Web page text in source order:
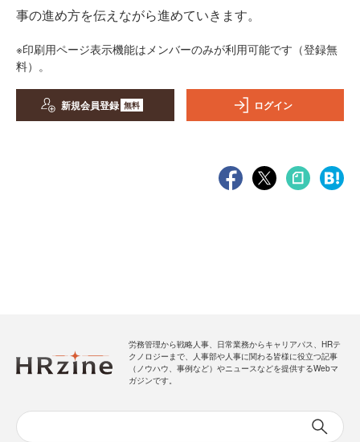
事の進め方を伝えながら進めていきます。
※印刷用ページ表示機能はメンバーのみが利用可能です（登録無
料）。
新規会員登録 無料 ログイン
労務管理から戦略人事、日常業務からキャリアパス、HRテ
クノロジーまで、人事部や人事に関わる皆様に役立つ記事
（ノウハウ、事例など）やニュースなどを提供するWebマ
ガジンです。